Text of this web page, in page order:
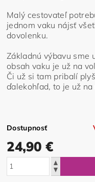
Malý cestovateľ
jednom vaku nájsť
dovolenku.
Základnú výbavu sme
obsah vaku je už na
Či už si tam pribalí
ďalekohľad, to je už na
Dostupnosť
24,90 €